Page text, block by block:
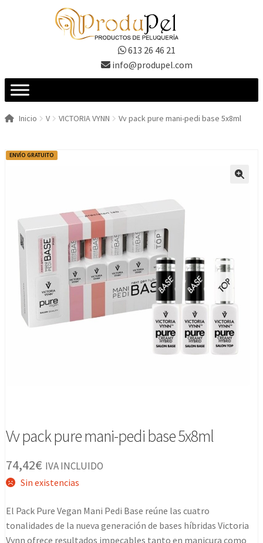
613 26 46 21
info@produpel.com
Inicio V VICTORIA VYNN Vv pack pure mani-pedi base 5x8ml
ENVÍO GRATUITO
Vv pack pure mani-pedi base 5x8ml
74,42€ IVA INCLUIDO
Sin existencias
El Pack Pure Vegan Mani Pedi Base reúne las cuatro
tonalidades de la nueva generación de bases híbridas Victoria
Vynn ofrece resultados impecables tanto en manicura como